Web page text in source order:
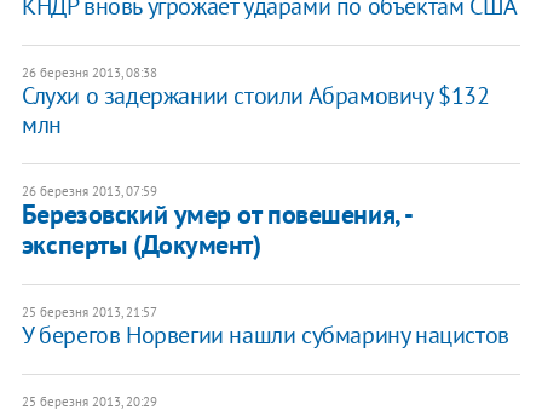
КНДР вновь угрожает ударами по объектам США
26 березня 2013, 08:38
Слухи о задержании стоили Абрамовичу $132
млн
26 березня 2013, 07:59
Березовский умер от повешения, -
эксперты (Документ)
25 березня 2013, 21:57
У берегов Норвегии нашли субмарину нацистов
25 березня 2013, 20:29